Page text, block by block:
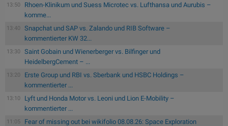
13:50
Rhoen-Klinikum und Suess Microtec vs. Lufthansa und Aurubis –
komme...
13:40
Snapchat und SAP vs. Zalando und RIB Software –
kommentierter KW 32...
13:30
Saint Gobain und Wienerberger vs. Bilfinger und
HeidelbergCement – ...
13:20
Erste Group und RBI vs. Sberbank und HSBC Holdings –
kommentierter ...
13:10
Lyft und Honda Motor vs. Leoni und Lion E-Mobility –
kommentierter ...
11:05
Fear of missing out bei wikifolio 08.08.26: Space Exploration